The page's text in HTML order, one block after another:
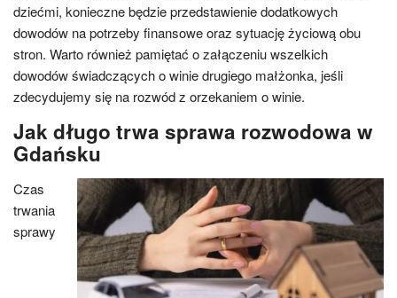
dziećmi, konieczne będzie przedstawienie dodatkowych
dowodów na potrzeby finansowe oraz sytuację życiową obu
stron. Warto również pamiętać o załączeniu wszelkich
dowodów świadczących o winie drugiego małżonka, jeśli
zdecydujemy się na rozwód z orzekaniem o winie.
Jak długo trwa sprawa rozwodowa w
Gdańsku
Czas
trwania
sprawy